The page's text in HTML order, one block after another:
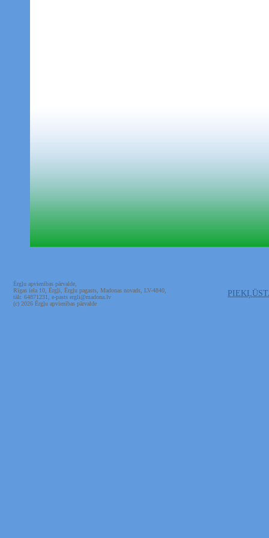
Ērgļu apvienības pārvalde,
Rīgas iela 10, Ērgļi, Ērgļu pagasts, Madonas novads, LV-4840,
tālr. 64871231, e-pasts ergli@madona.lv
(c) 2026 Ērgļu apvienības pārvalde